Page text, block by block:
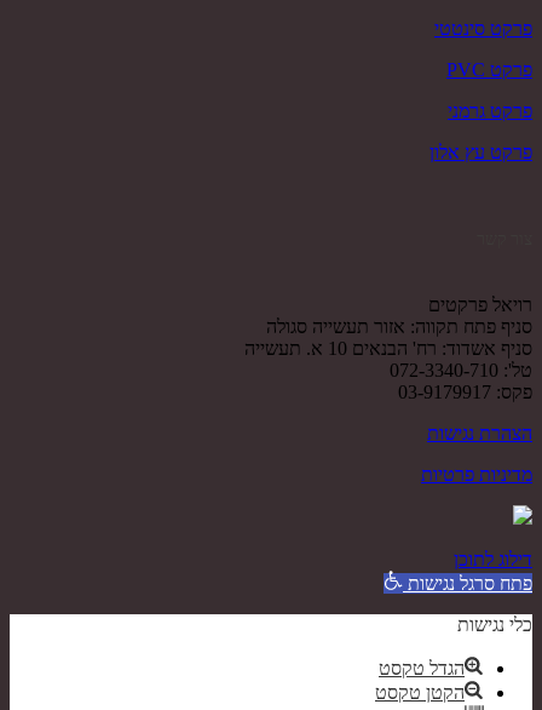
פרקט סינטטי
פרקט PVC
פרקט גרמני
פרקט עץ אלון
רויאל פרקטים
סניף פתח תקווה: אזור תעשייה סגולה
סניף אשדוד: רח' הבנאים 10 א. תעשייה
טל': 072-3340-710
פקס: 03-9179917
הצהרת נגישות
מדיניות פרטיות
דילוג לתוכן
פתח סרגל נגישות
כלי נגישות
הגדל טקסט
הקטן טקסט